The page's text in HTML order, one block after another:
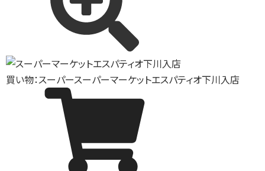
買い物：スーパースーパーマーケットエスパティオ下川入店